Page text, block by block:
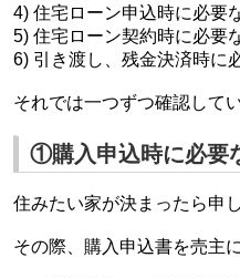
4) 住宅ローン申込時に必要
5) 住宅ローン契約時に必要
6) 引き渡し、残金決済時に
それでは一つずつ確認して
①購入申込時に必要
住みたい家が決まったら申
その際、購入申込書を売主